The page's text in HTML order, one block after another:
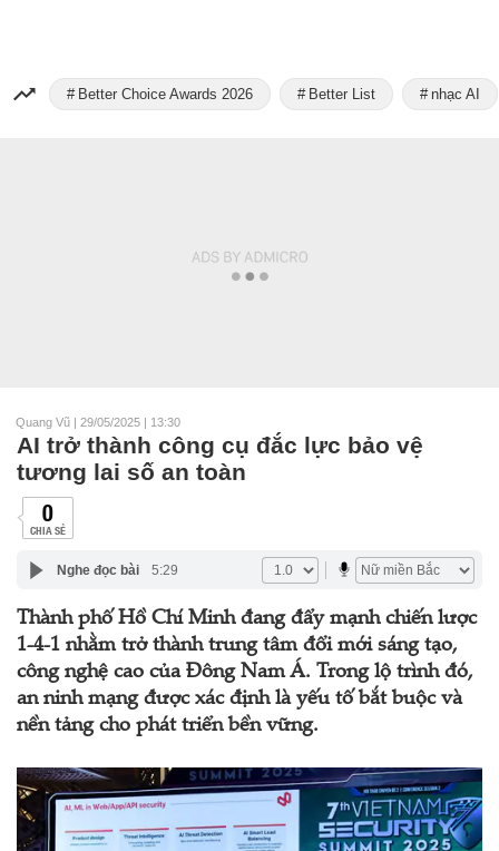
Better Choice Awards 2026 Better List nhạc AI
Quang Vũ | 29/05/2025 | 13:30
AI trở thành công cụ đắc lực bảo vệ
tương lai số an toàn
0
CHIA SẺ
Nghe đọc bài 5:29
Thành phố Hồ Chí Minh đang đẩy mạnh chiến lược
1-4-1 nhằm trở thành trung tâm đổi mới sáng tạo,
công nghệ cao của Đông Nam Á. Trong lộ trình đó,
an ninh mạng được xác định là yếu tố bắt buộc và
nền tảng cho phát triển bền vững.